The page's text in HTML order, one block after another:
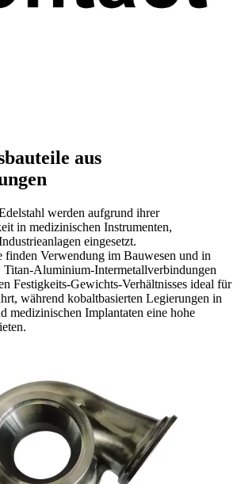
aus
werden aufgrund ihrer
in medizinischen Instrumenten,
eingesetzt.
finden Verwendung im Bauwesen und in
Titan-Aluminium-Intermetallverbindungen
Festigkeits-Gewichts-Verhältnisses ideal für
während kobaltbasierten Legierungen in
medizinischen Implantaten eine hohe